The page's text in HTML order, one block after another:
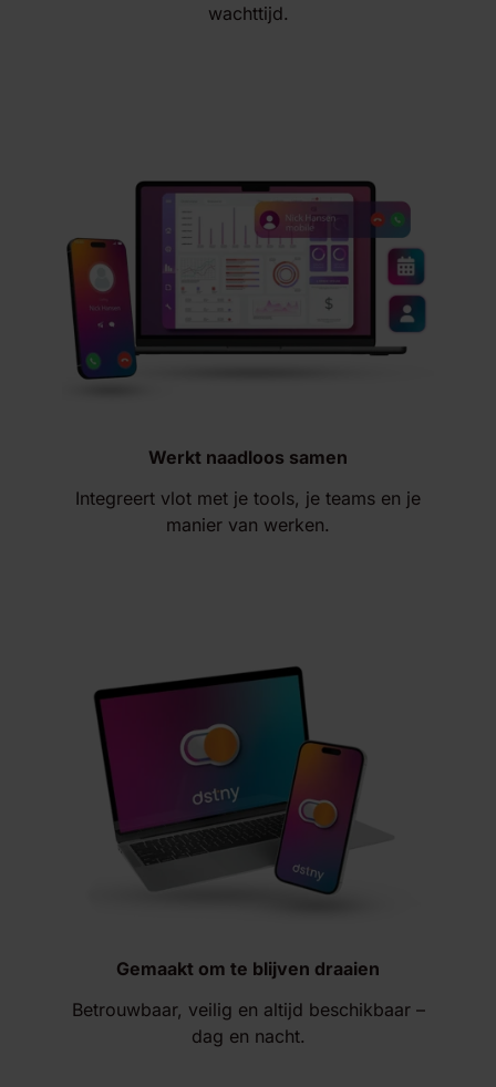
wachttijd.
Werkt naadloos samen
Integreert vlot met je tools, je teams en je
manier van werken.
Gemaakt om te blijven draaien
Betrouwbaar, veilig en altijd beschikbaar –
dag en nacht.